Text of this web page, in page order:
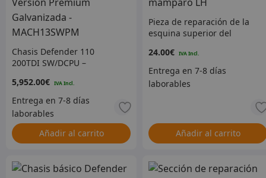
Chasis Defender 110
200TDI SW/DCPU –
Galvanizada –
MACH13SWPM
5,952.00€
Añadir al carrito
Pieza de reparación de la
esquina superior del
24.00€
Añadir al carrito